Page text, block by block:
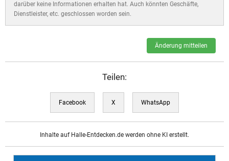
darüber keine Informationen erhalten hat. Auch könnten Geschäfte,
Dienstleister, etc. geschlossen worden sein.
Änderung mitteilen
Teilen:
Facebook X WhatsApp
Inhalte auf Halle-Entdecken.de werden ohne KI erstellt.